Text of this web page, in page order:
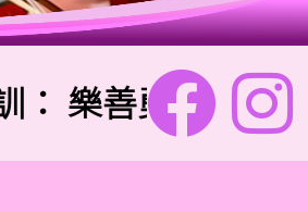
樂善勇敢 信愛勤誠